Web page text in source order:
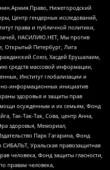
Нижегородский
Центр гендерных исследований,
права и публичной политики,
НАСИЛИЮ.НЕТ, Мы против
Открытый Петербург, Лига
Союз, Хасдей Ерушалаим,
средств массовой информации,
Институт глобализации и
информационных инициатив
здоровья и защиты прав
осужденным и их семьям, Фонд
Так-Так-Так, Сова, центр Анна,
здоровья, Мемориал,
Парк Гагарина, Фонд
Уральская правозащитная
человека, Фонд защиты гласности,
правам человека,